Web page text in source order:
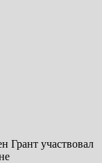
Грант участвовал